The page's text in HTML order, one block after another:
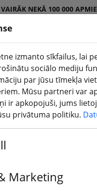
VAIRĀK NEKĀ 100 000
DJI
veikals
Baterija
s
izmanto sīkfailus, lai
sociālo mediju
par jūsu tīmekļa
Mūsu partneri var
ir apkopojuši, jums
privātuma politiku.
Marketing